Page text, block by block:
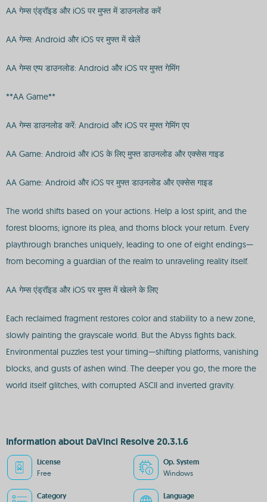
AA गेम्स एंड्रॉइड और iOS पर मुफ्त में डाउनलोड करें
AA गेम्स: Android और iOS पर मुफ्त में खेलें
AA गेम्स एप्प डाउनलोड: Android और iOS पर मुफ्त गेमिंग
**AA Game**
AA गेम्स डाउनलोड करें: Android और iOS पर मुफ्त गेमिंग एप
AA Game: Android और iOS के लिए मुफ्त डाउनलोड और एक्सेस गाइड
AA Game: Android और iOS पर मुफ्त डाउनलोड और एक्सेस गाइड
The world shifts based on your actions. Help a lost spirit, and the
forest blooms; ignore its plea, and thorns block your return. Every
playthrough branches uniquely, leading to one of eight endings—
from becoming a guardian of the realm to unraveling reality itself.
AA गेम्स एंड्रॉइड और iOS पर मुफ्त में खेलने के लिए
Each reclaimed fragment restores color and stability to a new zone,
slowly painting the grayscale world. But the Abyss fights back.
Environmental puzzles test your timing—shifting platforms, vanishing
blocks, and gusts of ashen wind. The deeper you go, the more the
world itself glitches, with corrupted ASCII and inverted gravity.
Information about DaVinci Resolve 20.3.1.6
License
Free
Op. System
Windows
Category Language